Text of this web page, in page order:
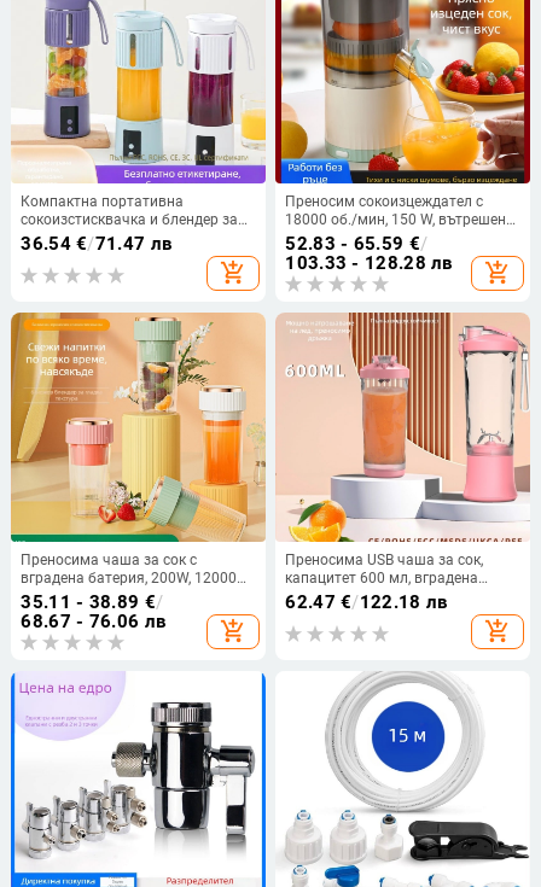
Компактна портативна
сокоизстисквачка и блендер за
плодове с лед, чаша за смути
36.54€/71.47 лв
add_shopping_cart
Преносим сокоизцеждател с
18000 об./мин, 150 W, вътрешен
резервоар от неръждаема
стомана, сваляща се батерия,
капацитет до 400 мл
52.83 - 65.59 €/
103.33 - 128.28 лв
add_shopping_cart
Преносима чаша за сок с
вградена батерия, 200W, 12000
об./мин, 6 ножа, капацитет 401–
600 мл
35.11 - 38.89 €/
68.67 - 76.06 лв
add_shopping_cart
Преносима USB чаша за сок,
капацитет 600 мл, вградена
батерия, до 26 000 об/мин,
автоматично почистване
62.47 €/122.18 лв
add_shopping_cart